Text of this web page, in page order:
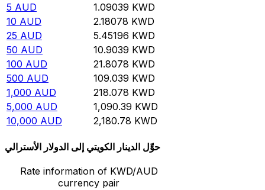
5 AUD 1.09039 KWD
10 AUD 2.18078 KWD
25 AUD 5.45196 KWD
50 AUD 10.9039 KWD
100 AUD 21.8078 KWD
500 AUD 109.039 KWD
1,000 AUD 218.078 KWD
5,000 AUD 1,090.39 KWD
10,000 AUD 2,180.78 KWD
حوِّل الدينار الكويتي إلى الدولار الأسترالي
Rate information of KWD/AUD
currency pair